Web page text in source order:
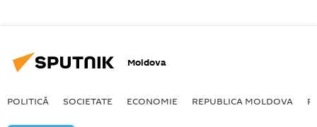
Moldova
POLITICĂ SOCIETATE ECONOMIE REPUBLICA MOLDOVA